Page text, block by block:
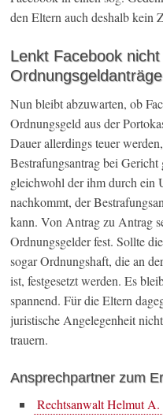
den Eltern auch deshalb kein
Lenkt Facebook
Nun bleibt abzuwarten, ob
Ordnungsgeld aus der
Dauer allerdings teuer
Bestrafungsantrag bei
gleichwohl der ihm durch ein
nachkommt, der
kann. Von Antrag zu Antrag
Ordnungsgelder fest. Sollte
sogar Ordnungshaft, die an
ist, festgesetzt werden. Es
spannend. Für die Eltern
juristische Angelegenheit
trauern.
Ansprechpartner zum
Rechtsanwalt Helmut